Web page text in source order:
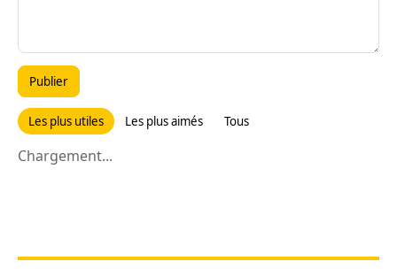
Publier
Les plus utiles Les plus aimés Tous
Chargement...